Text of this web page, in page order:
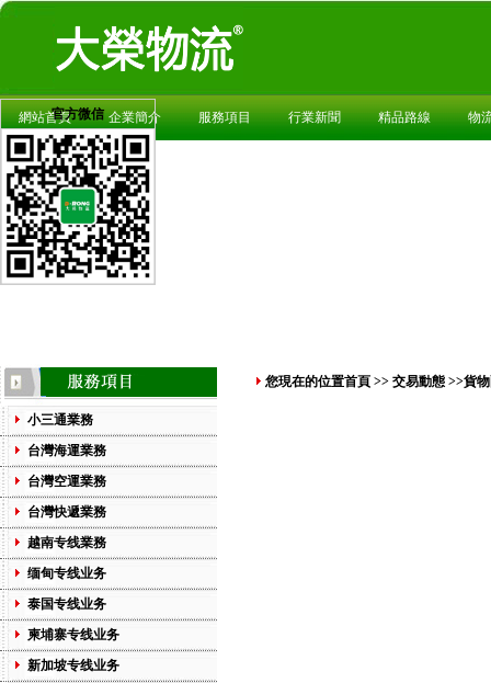
網站首頁 企業簡介 服務項目 行業新聞 精品路線 物
小三通業務
台灣海運業務
台灣空運業務
台灣快遞業務
越南专线業務
缅甸专线业务
泰国专线业务
柬埔寨专线业务
新加坡专线业务
您現在的位置首頁 >> 交易動態 >>貨
官方微信